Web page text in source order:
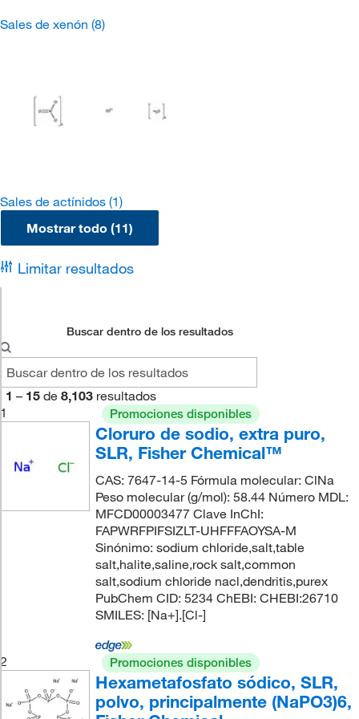
Sales de xenón (8)
Sales de actínidos (1)
Mostrar todo (11)
Limitar resultados
Buscar dentro de los resultados
1 – 15 de 8,103 resultados
1
Promociones disponibles
Cloruro de sodio, extra puro,
SLR, Fisher Chemical™
CAS: 7647-14-5 Fórmula molecular: ClNa
Peso molecular (g/mol): 58.44 Número MDL:
MFCD00003477 Clave InChI:
FAPWRFPIFSIZLT-UHFFFAOYSA-M
Sinónimo: sodium chloride,salt,table
salt,halite,saline,rock salt,common
salt,sodium chloride nacl,dendritis,purex
PubChem CID: 5234 ChEBI: CHEBI:26710
SMILES: [Na+].[Cl-]
2 Promociones disponibles
Hexametafosfato sódico, SLR,
polvo, principalmente (NaPO3)6,